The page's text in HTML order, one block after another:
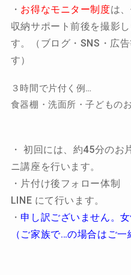
・ お得なモニター制度は
収納サポート前後を撮影
す。（ブログ・SNS・広
す）
３時間で片付く例…
食器棚・洗面所・子どもの
・ 初回には、約45分のお
ニ講座を行います。
・片付け後フォロー体
LINE にて行います。
・ 申し訳ございません。
（ご家族で…の場合はご一